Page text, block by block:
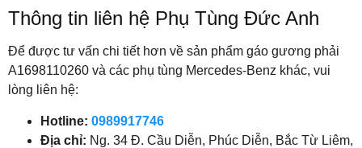
Thông tin liên hệ Phụ Tùng Đức Anh
Để được tư vấn chi tiết hơn về sản phẩm gáo gương phải
A1698110260 và các phụ tùng Mercedes-Benz khác, vui
lòng liên hệ:
Hotline: 0989917746
Địa chỉ: Ng. 34 Đ. Cầu Diễn, Phúc Diễn, Bắc Từ Liêm,